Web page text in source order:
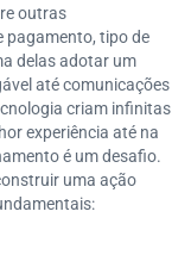
outras
pagamento, tipo de
delas adotar um
até comunicações
criam infinitas
experiência até na
é um desafio.
uma ação